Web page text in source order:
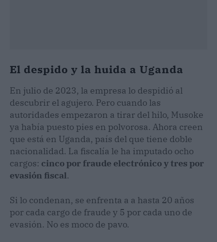
El despido y la huida a Uganda
En julio de 2023, la empresa lo despidió al
descubrir el agujero. Pero cuando las
autoridades empezaron a tirar del hilo, Musoke
ya había puesto pies en polvorosa. Ahora creen
que está en Uganda, país del que tiene doble
nacionalidad. La fiscalía le ha imputado ocho
cargos: cinco por fraude electrónico y tres por
evasión fiscal.
Si lo condenan, se enfrenta a a hasta 20 años
por cada cargo de fraude y 5 por cada uno de
evasión. No es moco de pavo.